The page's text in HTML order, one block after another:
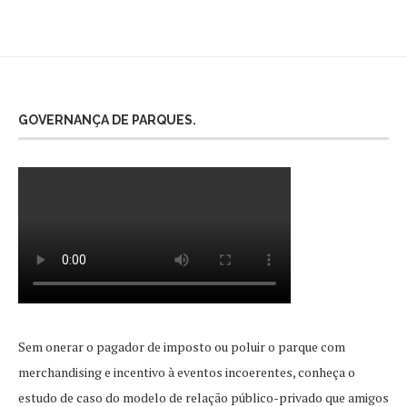
GOVERNANÇA DE PARQUES.
Sem onerar o pagador de imposto ou poluir o parque com
merchandising e incentivo à eventos incoerentes, conheça o
estudo de caso do modelo de relação público-privado que amigos